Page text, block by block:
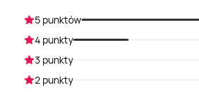
5 punktów
4 punkty
3 punkty
2 punkty